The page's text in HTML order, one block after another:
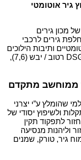
גיר אוטומטי
מכון גירים
גירים לרכבי
ותיבות הילוכים
מתקדמות נוספות, כגון: CVT (גיר רציף), DSG רטוב / יבש (7,6),
ממוחשב מתקדם
שהומלץ ע”י יצרני
ולשיפוץ יסודי של
לתפקוד תקין
וליהנות מנסיעה
גיר, טורק, שמנים